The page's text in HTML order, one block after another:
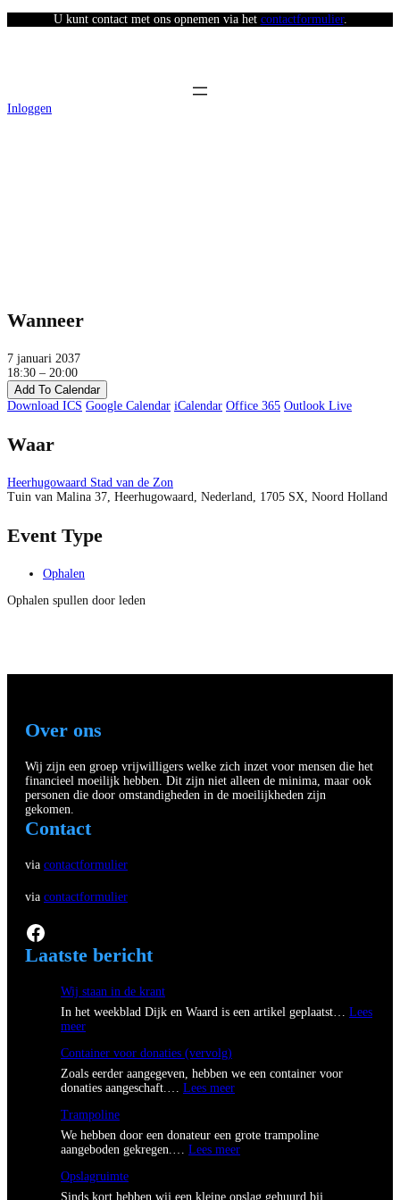
U kunt contact met ons opnemen via het contactformulier.
Inloggen
Wanneer
7 januari 2037
18:30 – 20:00
Add To Calendar
Download ICS Google Calendar iCalendar Office 365 Outlook Live
Waar
Heerhugowaard Stad van de Zon
Tuin van Malina 37, Heerhugowaard, Nederland, 1705 SX, Noord Holland
Event Type
Ophalen
Ophalen spullen door leden
Over ons
Wij zijn een groep vrijwilligers welke zich inzet voor mensen die het
financieel moeilijk hebben. Dit zijn niet alleen de minima, maar ook
personen die door omstandigheden in de moeilijkheden zijn
gekomen.
Contact
via contactformulier
via contactformulier
Facebook
Laatste bericht
Wij staan in de krant
In het weekblad Dijk en Waard is een artikel geplaatst… Lees
meer:
i
j
s
a
a
n
i
d
e
Container voor donaties (vervolg)
Zoals eerder aangegeven, hebben we een container voor
donaties aangeschaft.… Lees meer:
n
t
a
Trampoline
We hebben door een donateur een grote trampoline
aangeboden gekregen.… Lees meer:
a
Opslagruimte
Sinds kort hebben wij een kleine opslag gehuurd bij